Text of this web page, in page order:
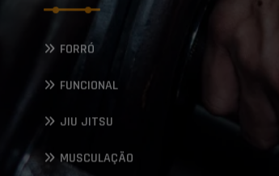
FORRÓ
FUNCIONAL
JIU JITSU
MUSCULAÇÃO